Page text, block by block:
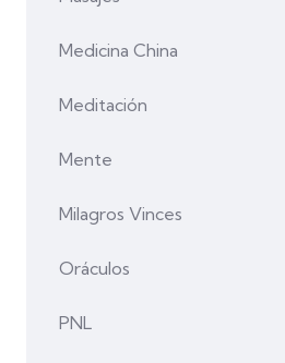
Medicina China
Meditación
Mente
Milagros Vinces
Oráculos
PNL